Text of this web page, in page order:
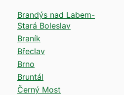
Brandýs nad Labem-
Stará Boleslav
Braník
Břeclav
Brno
Bruntál
Černý Most